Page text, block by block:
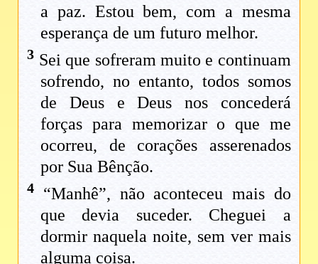
a paz. Estou bem, com a mesma
esperança de um futuro melhor.
3 Sei que sofreram muito e continuam
sofrendo, no entanto, todos somos
de Deus e Deus nos concederá
forças para memorizar o que me
ocorreu, de corações asserenados
por Sua Bênção.
4 “Manhê”, não aconteceu mais do
que devia suceder. Cheguei a
dormir naquela noite, sem ver mais
alguma coisa.